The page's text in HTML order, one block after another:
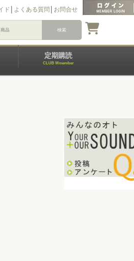
ド よくある質問 お問合せ
定期購読
CLUB Mmember